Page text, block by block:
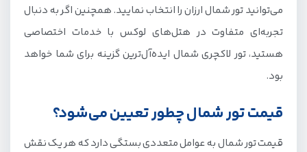
می‌توانید تور شمال ارزان را انتخاب نمایید. همچنین اگر به دنبال
تجربه‌ای متفاوت در هتل‌های لوکس با خدمات اختصاصی
هستید، تور لاکچری شمال ایده‌آل‌ترین گزینه برای شما خواهد
بود.
قیمت تور شمال چطور تعیین می‌شود؟
قیمت تور شمال به عوامل متعددی بستگی دارد که هر یک نقش